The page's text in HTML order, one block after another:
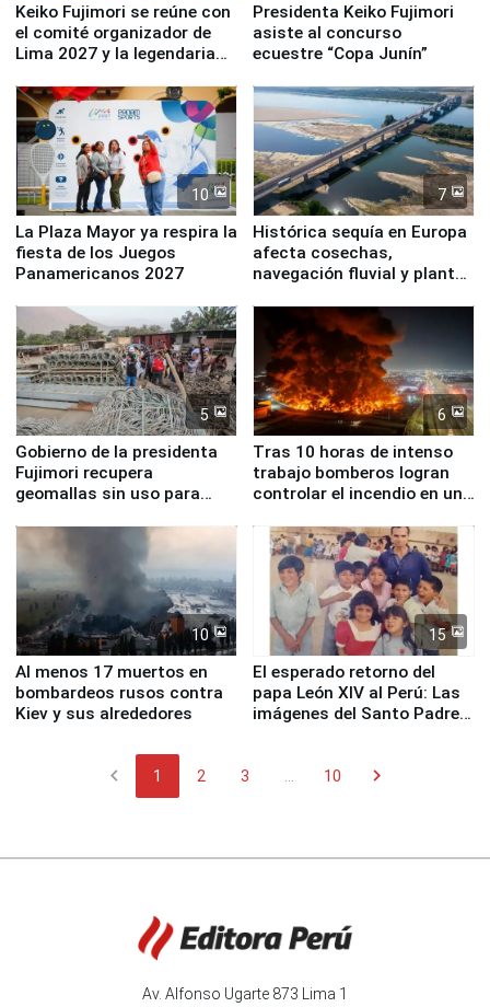
Keiko Fujimori se reúne con
el comité organizador de
Lima 2027 y la legendaria
Presidenta Keiko Fujimori
asiste al concurso
ecuestre “Copa Junín”
10
La Plaza Mayor ya respira la
fiesta de los Juegos
Panamericanos 2027
7
Histórica sequía en Europa
afecta cosechas,
navegación fluvial y plantas
5
Gobierno de la presidenta
Fujimori recupera
geomallas sin uso para
Fenómeno El Niño
6
Tras 10 horas de intenso
trabajo bomberos logran
controlar el incendio en una
de Chile
10
Al menos 17 muertos en
bombardeos rusos contra
Kiev y sus alrededores
15
El esperado retorno del
papa León XIV al Perú: Las
imágenes del Santo Padre
chevron_left 1 2 3 10 chevron_right
Av. Alfonso Ugarte 873 Lima 1